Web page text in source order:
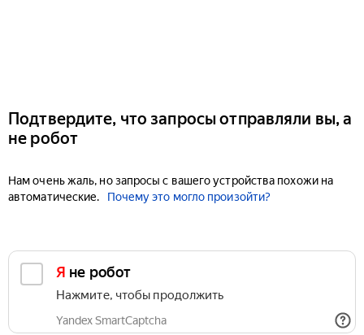
Подтвердите, что запросы отправляли вы, а
не робот
Нам очень жаль, но запросы с вашего устройства похожи на
автоматические.
Почему это могло произойти?
Я не робот
Нажмите, чтобы продолжить
Yandex SmartCaptcha